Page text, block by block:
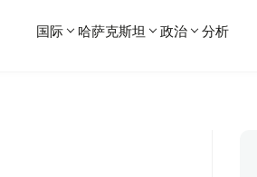
国际 哈萨克斯坦 政治 分析